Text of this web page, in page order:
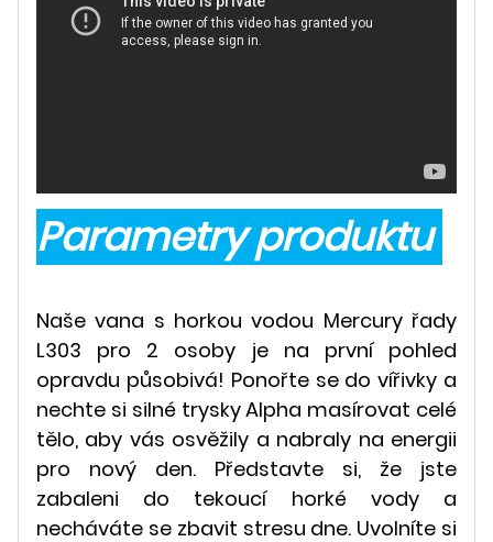
Parametry produktu
Naše vana s horkou vodou Mercury řady
L303 pro 2 osoby je na první pohled
opravdu působivá! Ponořte se do vířivky a
nechte si silné trysky Alpha masírovat celé
tělo, aby vás osvěžily a nabraly na energii
pro nový den. Představte si, že jste
zabaleni do tekoucí horké vody a
necháváte se zbavit stresu dne. Uvolníte si